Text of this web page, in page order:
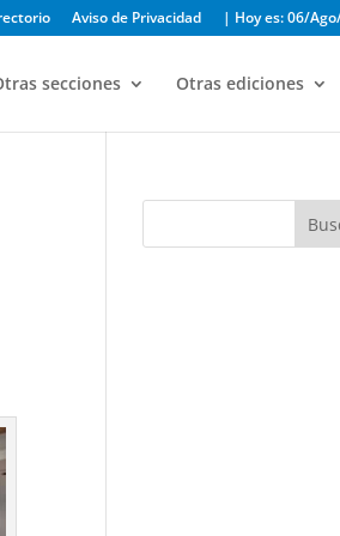
Aviso de Privacidad | Hoy es: 06/
secciones Otras ediciones